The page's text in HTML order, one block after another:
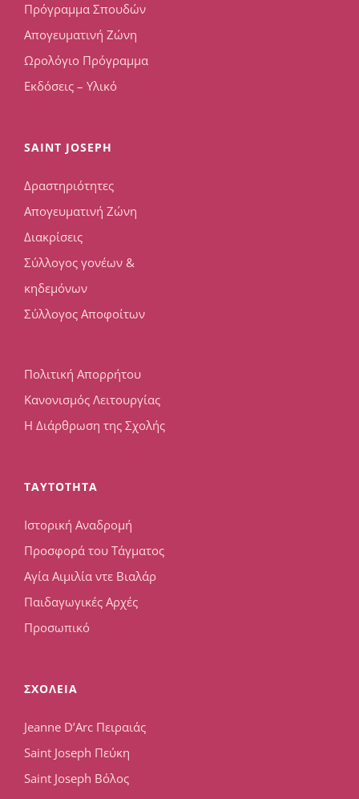
Πρόγραμμα Σπουδών
Απογευματινή Ζώνη
Ωρολόγιο Πρόγραμμα
Εκδόσεις – Υλικό
SAINT JOSEPH
Δραστηριότητες
Απογευματινή Ζώνη
Διακρίσεις
Σύλλογος γονέων &
κηδεμόνων
Σύλλογος Αποφοίτων
Πολιτική Απορρήτου
Κανονισμός Λειτουργίας
Η Διάρθρωση της Σχολής
TAYTOTHTA
Ιστορική Αναδρομή
Προσφορά του Τάγματος
Αγία Αιμιλία ντε Βιαλάρ
Παιδαγωγικές Αρχές
Προσωπικό
ΣΧΟΛΕΙΑ
Jeanne D’Arc Πειραιάς
Saint Joseph Πεύκη
Saint Joseph Βόλος